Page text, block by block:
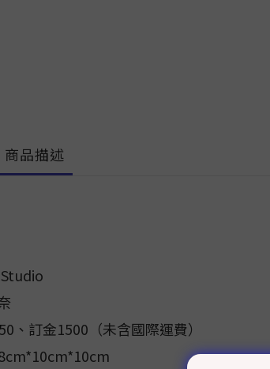
商品描述
、訂金1500（未含國際運費）